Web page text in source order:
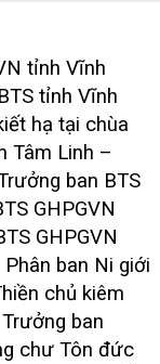
tỉnh Vĩnh
tỉnh Vĩnh
hạ tại chùa
Tâm Linh –
ban BTS
GHPGVN
GHPGVN
ban Ni giới
chủ kiêm
ban
chư Tôn đức